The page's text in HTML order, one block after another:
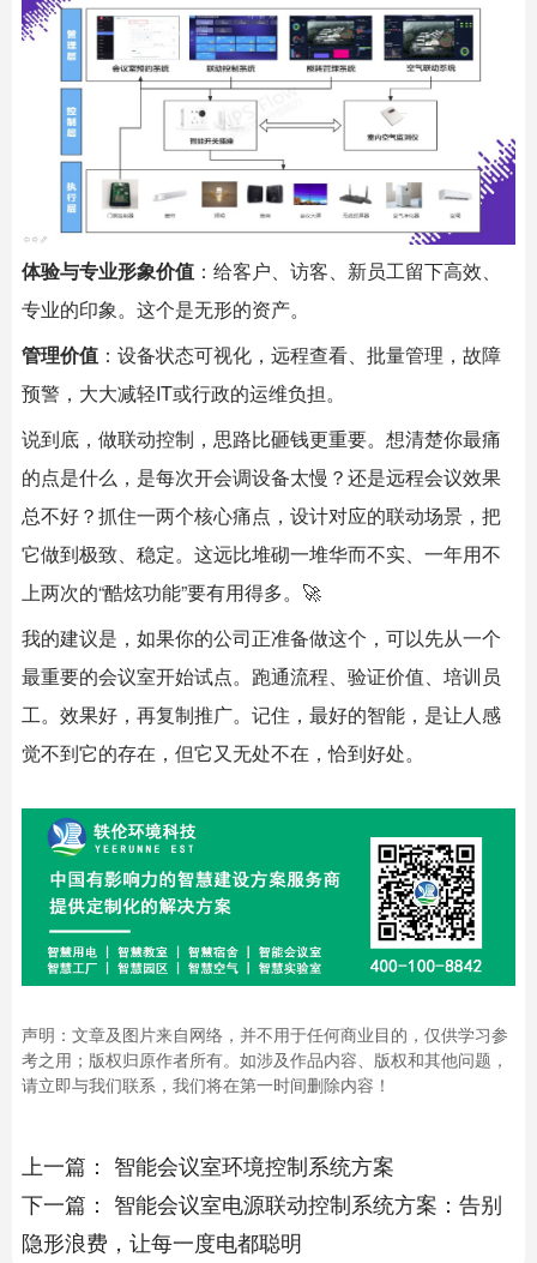
体验与专业形象价值 ：给客户、访客、新员工留下高效、
专业的印象。这个是无形的资产。
管理价值 ：设备状态可视化，远程查看、批量管理，故障
预警，大大减轻IT或行政的运维负担。
说到底，做联动控制，思路比砸钱更重要。想清楚你最痛
的点是什么，是每次开会调设备太慢？还是远程会议效果
总不好？抓住一两个核心痛点，设计对应的联动场景，把
它做到极致、稳定。这远比堆砌一堆华而不实、一年用不
上两次的“酷炫功能”要有用得多。🚀
我的建议是，如果你的公司正准备做这个，可以先从一个
最重要的会议室开始试点。跑通流程、验证价值、培训员
工。效果好，再复制推广。记住，最好的智能，是让人感
觉不到它的存在，但它又无处不在，恰到好处。
声明：文章及图片来自网络，并不用于任何商业目的，仅供学习参
考之用；版权归原作者所有。如涉及作品内容、版权和其他问题，
请立即与我们联系，我们将在第一时间删除内容！
上一篇： 智能会议室环境控制系统方案
下一篇： 智能会议室电源联动控制系统方案：告别
隐形浪费，让每一度电都聪明